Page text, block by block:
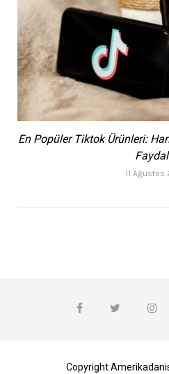
En Popüler Tiktok Ürünleri:
11 Ağustos
Copyright